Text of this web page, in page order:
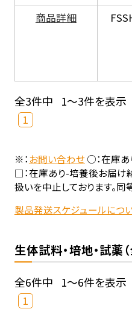
商品詳細
全3件中 1～3件を表示
1
※：お問い合わせ○：在庫あ
□：在庫あり-培養後お届け
扱いを中止しております。同
製品発送スケジュールにつ
生体試料・培地・試薬
全6件中 1～6件を表示
1